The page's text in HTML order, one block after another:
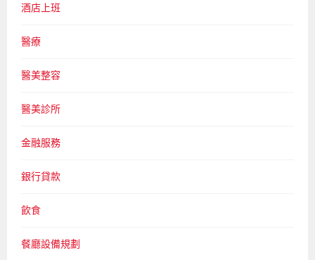
酒店上班
醫療
醫美整容
醫美診所
金融服務
銀行貸款
飲食
餐廳設備規劃